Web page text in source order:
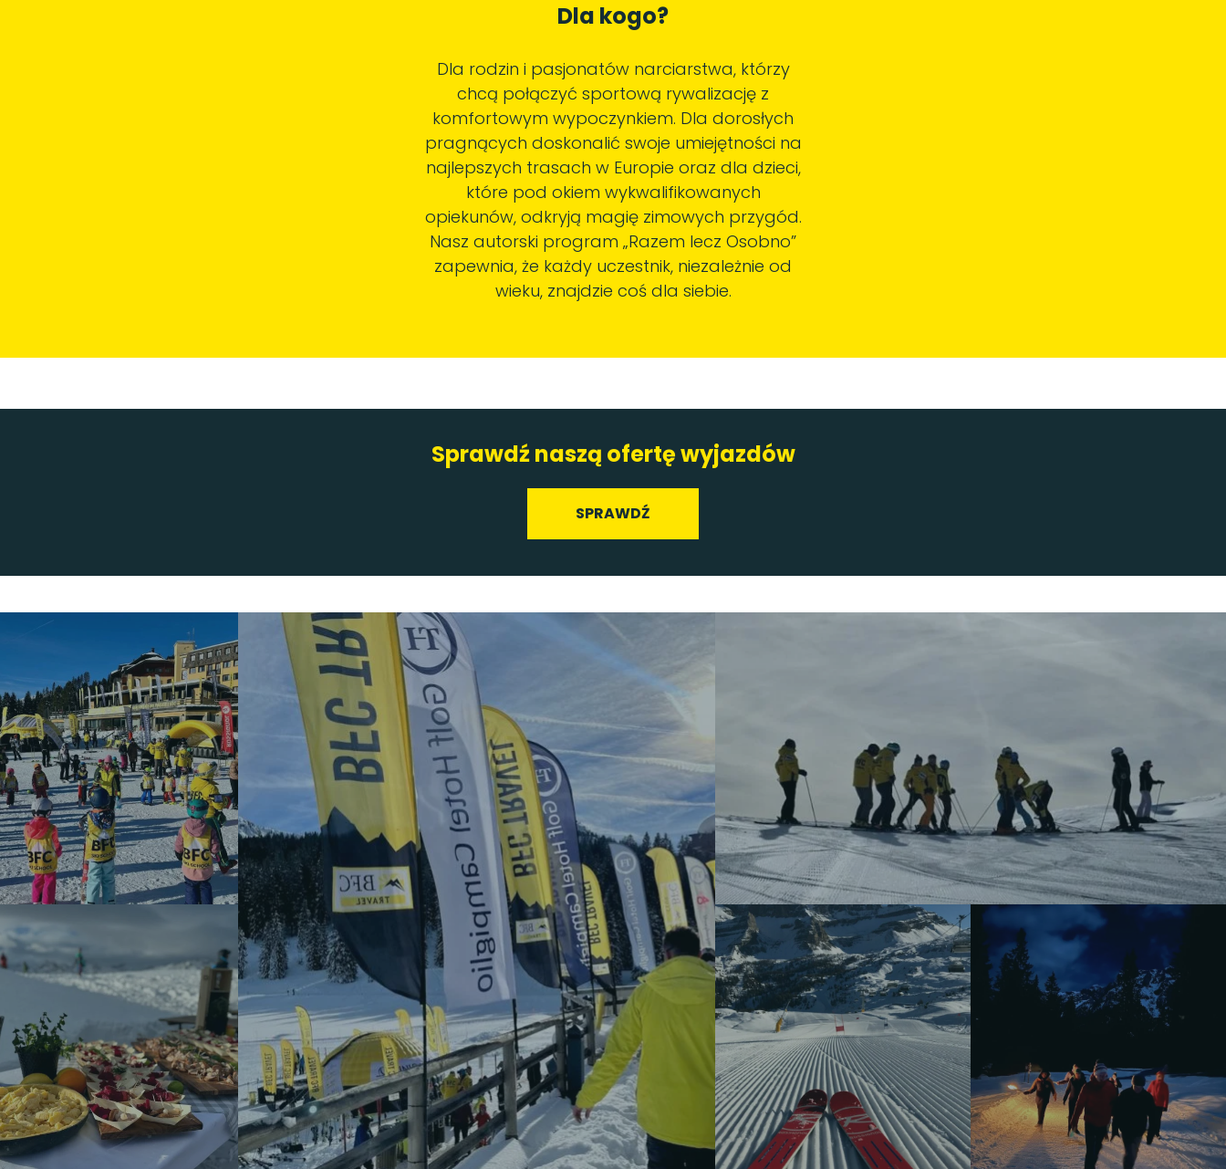
Dla kogo?
Dla rodzin i pasjonatów narciarstwa, którzy
chcą połączyć sportową rywalizację z
komfortowym wypoczynkiem. Dla dorosłych
pragnących doskonalić swoje umiejętności na
najlepszych trasach w Europie oraz dla dzieci,
które pod okiem wykwalifikowanych
opiekunów, odkryją magię zimowych przygód.
Nasz autorski program „Razem lecz Osobno”
zapewnia, że każdy uczestnik, niezależnie od
wieku, znajdzie coś dla siebie.
Sprawdź naszą ofertę wyjazdów
SPRAWDŹ